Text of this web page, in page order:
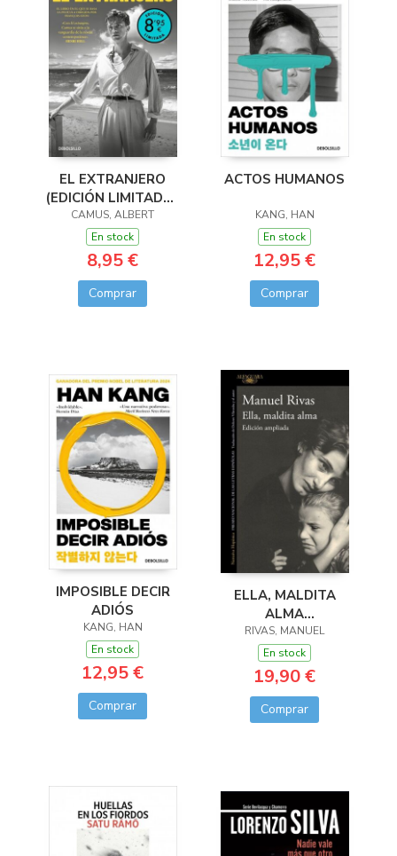
EL EXTRANJERO
(EDICIÓN LIMITADA ·
VERANO)
CAMUS, ALBERT
En stock
8,95 €
Comprar
ACTOS HUMANOS
KANG, HAN
En stock
12,95 €
Comprar
IMPOSIBLE DECIR
ADIÓS
KANG, HAN
En stock
12,95 €
Comprar
ELLA, MALDITA
ALMA
(ED.AMPLIADA)
RIVAS, MANUEL
En stock
19,90 €
Comprar